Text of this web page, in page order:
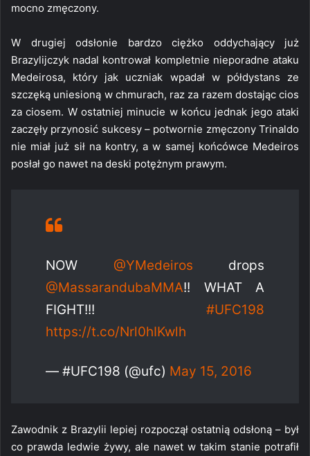
mocno zmęczony.
W drugiej odsłonie bardzo ciężko oddychający już
Brazylijczyk nadal kontrował kompletnie nieporadne ataku
Medeirosa, który jak uczniak wpadał w półdystans ze
szczęką uniesioną w chmurach, raz za razem dostając cios
za ciosem. W ostatniej minucie w końcu jednak jego ataki
zaczęły przynosić sukcesy – potwornie zmęczony Trinaldo
nie miał już sił na kontry, a w samej końcówce Medeiros
posłał go nawet na deski potężnym prawym.
NOW @YMedeiros drops
@MassarandubaMMA!! WHAT A
FIGHT!!! #UFC198
https://t.co/Nrl0hIKwlh
— #UFC198 (@ufc) May 15, 2016
Zawodnik z Brazylii lepiej rozpoczął ostatnią odsłoną – był
co prawda ledwie żywy, ale nawet w takim stanie potrafił